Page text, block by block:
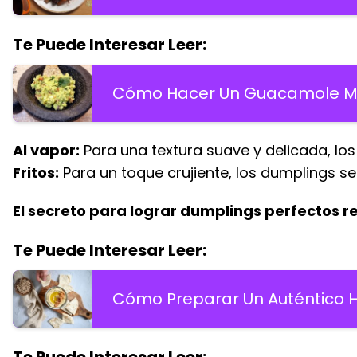
Te Puede Interesar Leer:
Cómo Hacer Un Guacamole
Al vapor: Para una textura suave y delicada,
Fritos: Para un toque crujiente, los dumplings
El secreto para lograr dumplings perfectos
Te Puede Interesar Leer:
Cómo Preparar Un Auténtico